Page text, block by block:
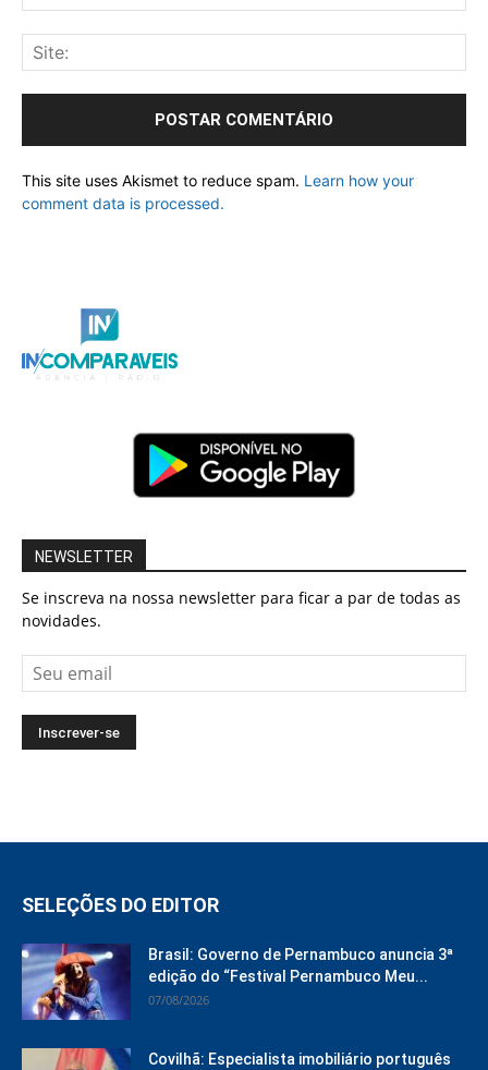
This site uses Akismet to reduce spam. Learn how your
comment data is processed.
NEWSLETTER
Se inscreva na nossa newsletter para ficar a par de todas as
novidades.
SELEÇÕES DO EDITOR
Brasil: Governo de Pernambuco anuncia 3ª
edição do “Festival Pernambuco Meu...
07/08/2026
Covilhã: Especialista imobiliário português